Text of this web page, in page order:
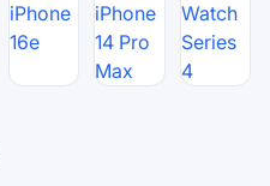
iPhone
16e
iPhone
14 Pro
Max
Watch
Series
4